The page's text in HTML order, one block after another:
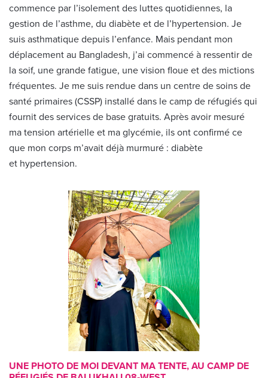
commence par l’isolement des luttes quotidiennes, la
gestion de l’asthme, du diabète et de l’hypertension. Je
suis asthmatique depuis l’enfance. Mais pendant mon
déplacement au Bangladesh, j’ai commencé à ressentir de
la soif, une grande fatigue, une vision floue et des mictions
fréquentes. Je me suis rendue dans un centre de soins de
santé primaires (CSSP) installé dans le camp de réfugiés qui
fournit des services de base gratuits. Après avoir mesuré
ma tension artérielle et ma glycémie, ils ont confirmé ce
que mon corps m’avait déjà murmuré : diabète
et hypertension.
UNE PHOTO DE MOI DEVANT MA TENTE, AU CAMP DE